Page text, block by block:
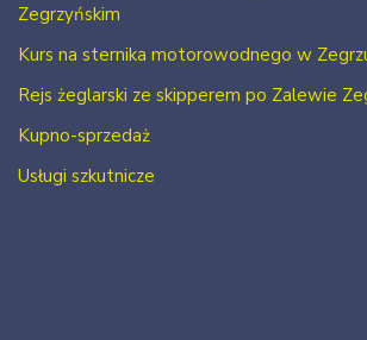
Zegrzyńskim
Kurs na sternika motorowodnego w
Rejs żeglarski ze skipperem po Zalewie
Kupno-sprzedaż
Usługi szkutnicze